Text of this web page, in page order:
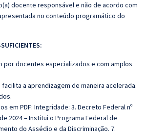
docente responsável e não de acordo com
no conteúdo programático do
por docentes especializados e com amplos
a aprendizagem de maneira acelerada.
em PDF: Integridade: 3. Decreto Federal nº
2024 – Institui o Programa Federal de
do Assédio e da Discriminação. 7.